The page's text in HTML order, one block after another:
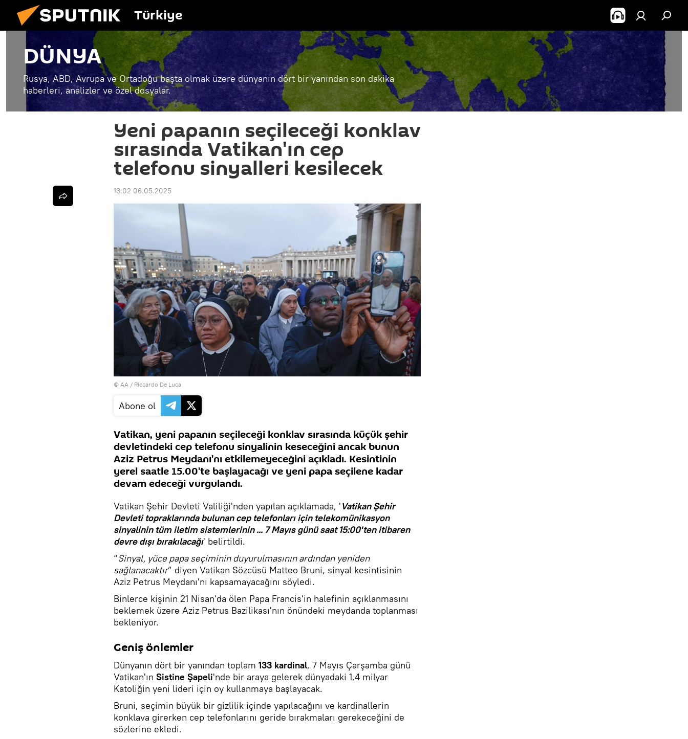
Türkiye
DÜNYA
Rusya, ABD, Avrupa ve Ortadoğu başta olmak üzere dünyanın dört bir yanından son dakika
haberleri, analizler ve özel dosyalar.
Yeni papanın seçileceği konklav
sırasında Vatikan'ın cep
telefonu sinyalleri kesilecek
13:02 06.05.2025
© AA / Riccardo De Luca
Abone ol
Vatikan, yeni papanın seçileceği konklav sırasında küçük şehir
devletindeki cep telefonu sinyalinin keseceğini ancak bunun
Aziz Petrus Meydanı'nı etkilemeyeceğini açıkladı. Kesintinin
yerel saatle 15.00'te başlayacağı ve yeni papa seçilene kadar
devam edeceği vurgulandı.
Vatikan Şehir Devleti Valiliği'nden yapılan açıklamada, 'Vatikan Şehir
Devleti topraklarında bulunan cep telefonları için telekomünikasyon
sinyalinin tüm iletim sistemlerinin ... 7 Mayıs günü saat 15:00'ten itibaren
devre dışı bırakılacağı' belirtildi.
“Sinyal, yüce papa seçiminin duyurulmasının ardından yeniden
sağlanacaktır” diyen Vatikan Sözcüsü Matteo Bruni, sinyal kesintisinin
Aziz Petrus Meydanı'nı kapsamayacağını söyledi.
Binlerce kişinin 21 Nisan'da ölen Papa Francis'in halefinin açıklanmasını
beklemek üzere Aziz Petrus Bazilikası'nın önündeki meydanda toplanması
bekleniyor.
Geniş önlemler
Dünyanın dört bir yanından toplam 133 kardinal, 7 Mayıs Çarşamba günü
Vatikan'ın Sistine Şapeli'nde bir araya gelerek dünyadaki 1,4 milyar
Katoliğin yeni lideri için oy kullanmaya başlayacak.
Bruni, seçimin büyük bir gizlilik içinde yapılacağını ve kardinallerin
konklava girerken cep telefonlarını geride bırakmaları gerekeceğini de
sözlerine ekledi.